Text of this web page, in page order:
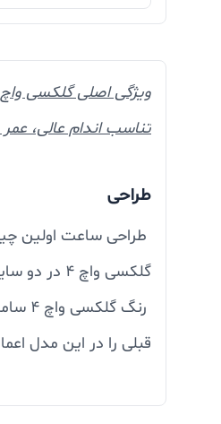
تناسب اندام عالی،
طراحی
طراحی ساعت اولین
گلکسی واچ 4 در دو سایز 40 میلی متری و 44 میلی متری طراحی و تولید شده است که در این مقاله به بررسی نسخه 44 میلی متری آن می پردازیم.
استفاده کنید و